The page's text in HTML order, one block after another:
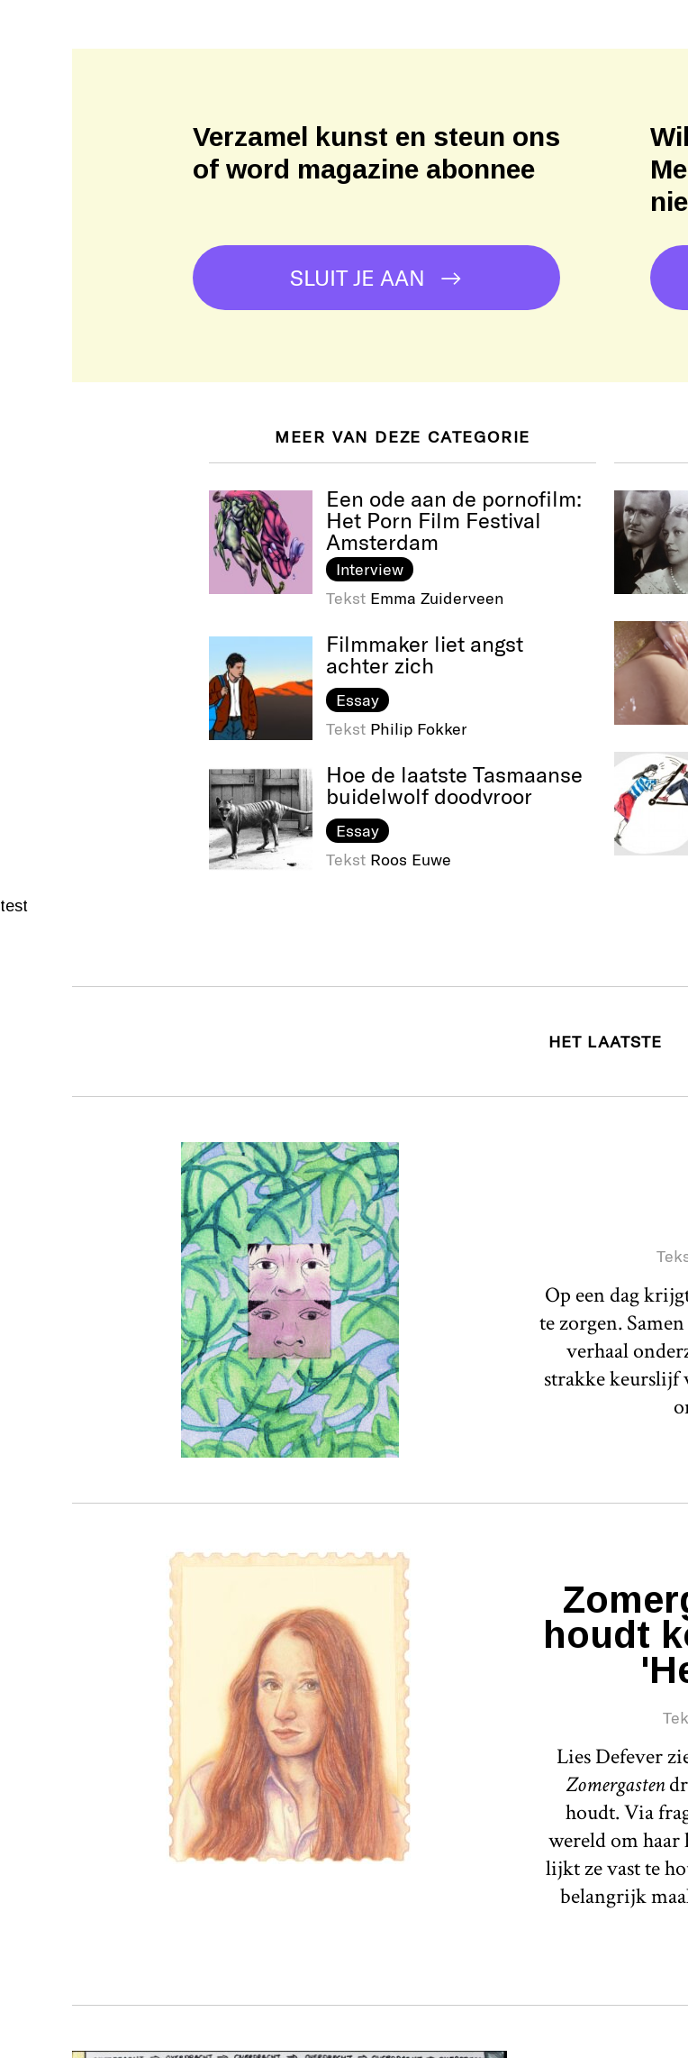
Verzamel kunst en steun ons
of word magazine abonnee
SLUIT JE AAN
MEER VAN DEZE CATEGORIE
Een ode aan de pornofilm:
Het Porn Film Festival
Amsterdam
Interview
Tekst Emma Zuiderveen
Filmmaker liet angst
achter zich
Essay
Tekst Philip Fokker
Hoe de laatste Tasmaanse
buidelwolf doodvroor
Essay
Tekst Roos Euwe
test
HET LAATSTE
Op een dag
te zorgen.
verhaal
strakke keurslijf
houdt
Lies Defever
Zomergasten
houdt. Via
wereld om
lijkt ze vast te
belangrijk